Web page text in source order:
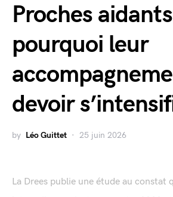
Proches
pourquoi leur
devoir
by Léo Guittet 25 juin 2026
La Drees publie une étude au constat